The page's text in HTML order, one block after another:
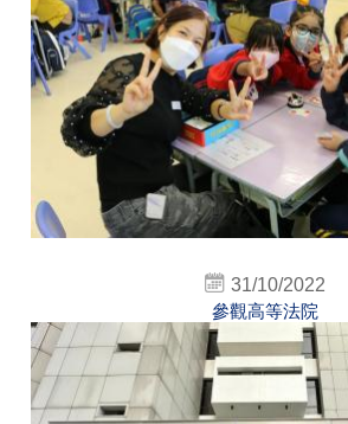
31/10/2022
參觀高等法院